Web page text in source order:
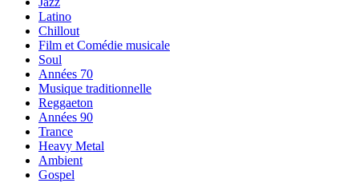
Latino
Chillout
Film et Comédie musicale
Soul
Années 70
Musique traditionnelle
Reggaeton
Années 90
Trance
Heavy Metal
Ambient
Gospel